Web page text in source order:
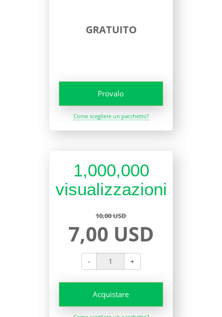
GRATUITO
Provalo
Come scegliere un pacchetto?
1,000,000
visualizzazioni
10,00 USD
7,00 USD
- +
Acquistare